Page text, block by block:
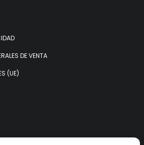
DE VENTA
(UE)